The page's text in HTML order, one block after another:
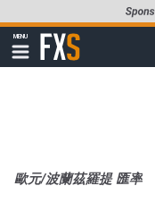
至
要
MENU
顯
示
FXStreet
歐元/波蘭茲羅提 匯率